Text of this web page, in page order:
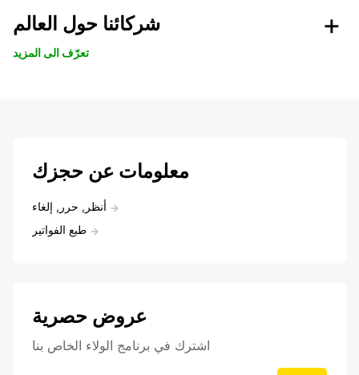
شركائنا حول العالم
تعرّف الى المزيد
معلومات عن حجزك
أنظر, حرر, إلغاء
طبع الفواتير
عروض حصرية
اشترك في برنامج الولاء الخاص بنا